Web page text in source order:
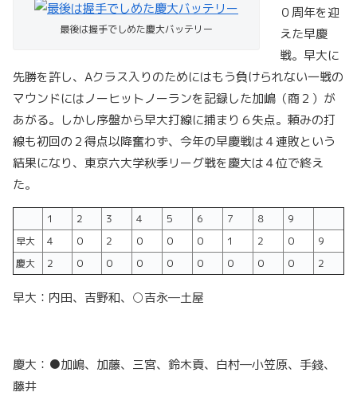
最後は握手でしめた慶大バッテリー
０周年を迎
えた早慶
戦。早大に
先勝を許し、Aクラス入りのためにはもう負けられない一戦の
マウンドにはノーヒットノーランを記録した加嶋（商２）が
あがる。しかし序盤から早大打線に捕まり６失点。頼みの打
線も初回の２得点以降奮わず、今年の早慶戦は４連敗という
結果になり、東京六大学秋季リーグ戦を慶大は４位で終え
た。
１ ２ ３ ４ ５ ６ ７ ８
９
早大
４ ０ ２ ０ ０ ０ １ ２ ０
９
慶大
２ ０ ０ ０ ０ ０ ０ ０ ０ ２
早大：内田、吉野和、○吉永―土屋
慶大：●加嶋、加藤、三宮、鈴木貢、白村―小笠原、手錢、
藤井